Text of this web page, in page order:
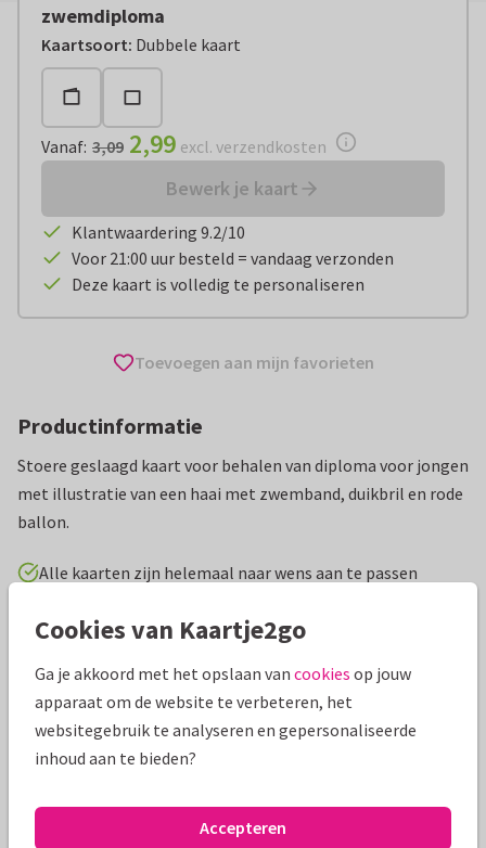
zwemdiploma
Kaartsoort: Dubbele kaart
Vanaf: € 2,99 excl. verzendkosten
Vanaf: 3,09 2,99 excl. verzendkosten
Bewerk je kaart
Klantwaardering 9.2/10
Voor 21:00 uur besteld = vandaag verzonden
Deze kaart is volledig te personaliseren
Toevoegen aan mijn favorieten
Productinformatie
Stoere geslaagd kaart voor behalen van diploma voor jongen
met illustratie van een haai met zwemband, duikbril en rode
ballon.
Alle kaarten zijn helemaal naar wens aan te passen
Geslaagd kaarten Linspiration
Specificaties bij deze kaart
Papiersoort: Kies uit 6 luxe papiersoorten
Cookies van Kaartje2go
Ga je akkoord met het opslaan van cookies op jouw
apparaat om de website te verbeteren, het
websitegebruik te analyseren en gepersonaliseerde
inhoud aan te bieden?
Accepteren